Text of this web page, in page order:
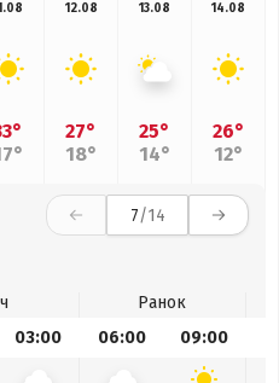
12.08
27°
18°
13.08
25°
14°
14.08
26°
12°
7/14
Ранок
03:00 06:00 09:00